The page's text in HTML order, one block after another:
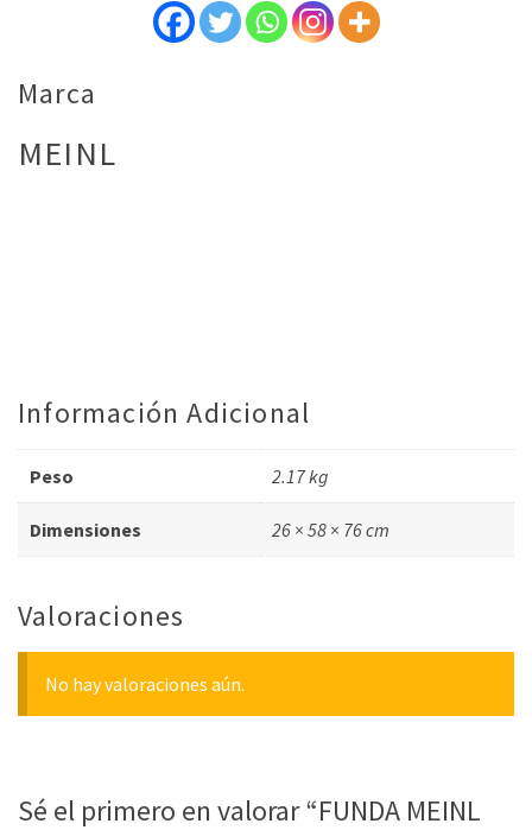
Marca
MEINL
Información Adicional
Peso 2.17 kg
Dimensiones 26 × 58 × 76 cm
Valoraciones
No hay valoraciones aún.
Sé el primero en valorar “FUNDA MEINL